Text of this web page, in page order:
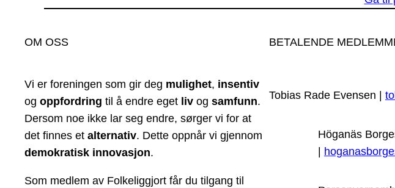
OM OSS
Vi er foreningen som gir deg mulighet, insentiv
og oppfordring til å endre eget liv og samfunn.
Dersom noe ikke lar seg endre, sørger vi for at
det finnes et alternativ. Dette oppnår vi gjennom
demokratisk innovasjon.
Som medlem av Folkeliggjort får du tilgang til
BETALENDE
Tobias Rade Evensen |
Höganäs
|